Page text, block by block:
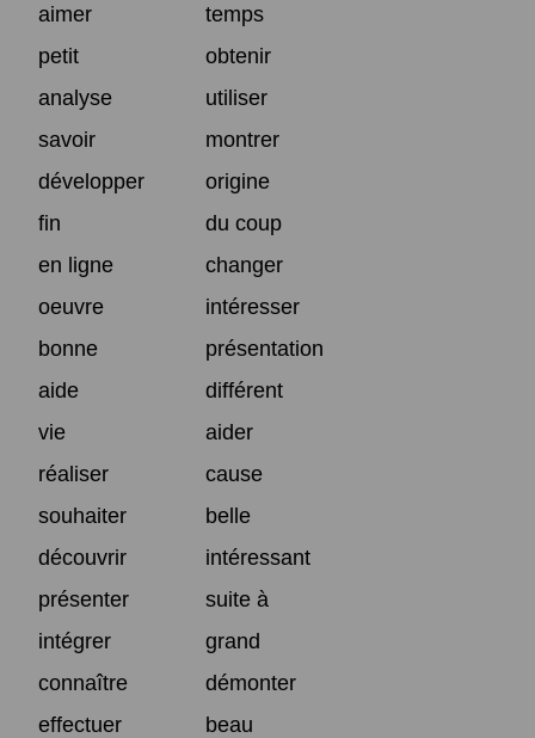
aimer
temps
petit
obtenir
analyse
utiliser
savoir
montrer
développer
origine
fin
du coup
en ligne
changer
oeuvre
intéresser
bonne
présentation
aide
différent
vie
aider
réaliser
cause
souhaiter
belle
découvrir
intéressant
présenter
suite à
intégrer
grand
connaître
démonter
effectuer
beau